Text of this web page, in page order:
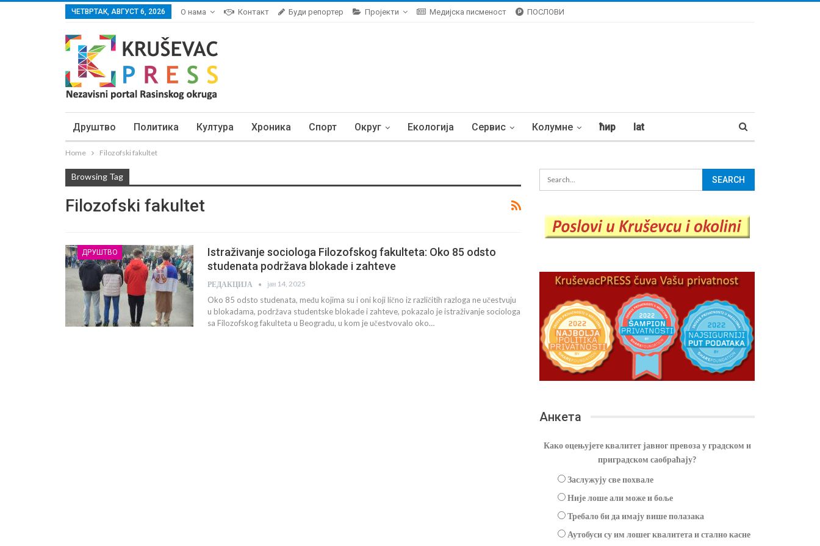
ЧЕТВРТАК, АВГУСТ 6, 2026 О нама Контакт Буди репортер Пројекти Медијска писменост ПОСЛОВИ
Друштво Политика Култура Хроника Спорт Округ Екологија Сервис Колумне ћир lat
Home Filozofski fakultet
Browsing Tag
Filozofski fakultet
ДРУШТВО
Istraživanje sociologa Filozofskog fakulteta: Oko 85 odsto
studenata podržava blokade i zahteve
РЕДАКЦИЈА јан 14, 2025
Oko 85 odsto studenata, među kojima su i oni koji lično iz različitih razloga ne učestvuju
u blokadama, podržava studentske blokade i zahteve, pokazalo je istraživanje sociologa
sa Filozofskog fakulteta u Beogradu, u kom je učestvovalo oko…
Анкета
Како оцењујете квалитет јавног превоза у градском и
приградском саобраћају?
Заслужују све похвале
Није лоше али може и боље
Требало би да имају више полазака
Аутобуси су им лошег квалитета и стално касне